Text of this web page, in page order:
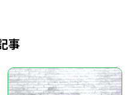
事